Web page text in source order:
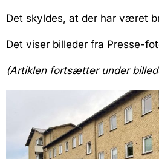
Det skyldes, at der har været
Det viser billeder fra Presse-
(Artiklen fortsætter under